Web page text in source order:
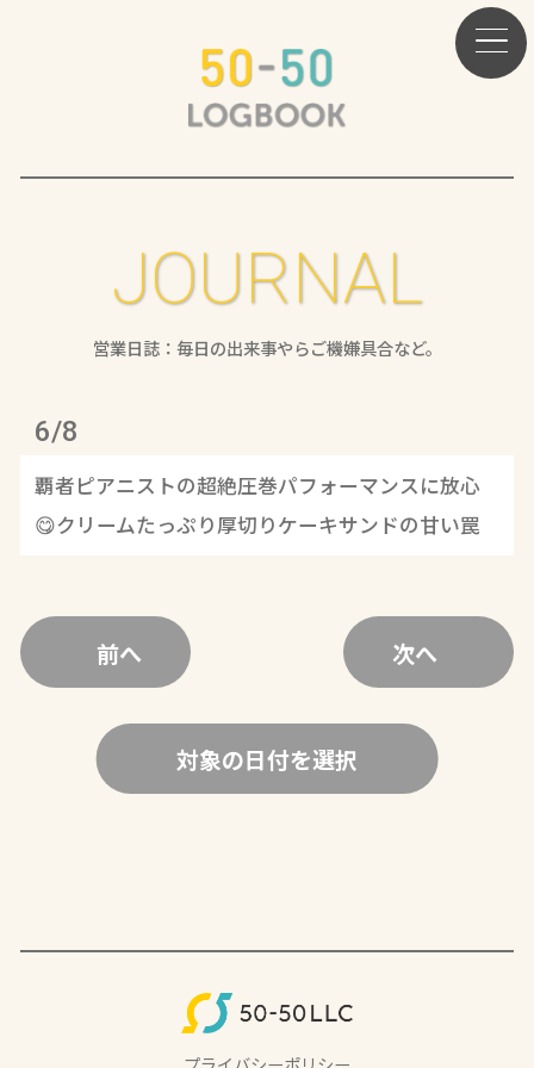
JOURNAL
営業日誌：毎日の出来事やらご機嫌具合など。
6/8
覇者ピアニストの超絶圧巻パフォーマンスに放心
😋クリームたっぷり厚切りケーキサンドの甘い罠
前へ 次へ
対象の日付を選択